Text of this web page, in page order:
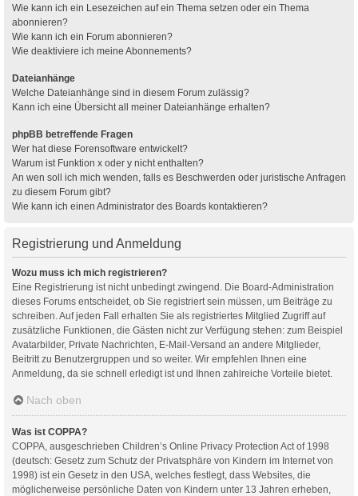
Wie kann ich ein Lesezeichen auf ein Thema setzen oder ein Thema
abonnieren?
Wie kann ich ein Forum abonnieren?
Wie deaktiviere ich meine Abonnements?
Dateianhänge
Welche Dateianhänge sind in diesem Forum zulässig?
Kann ich eine Übersicht all meiner Dateianhänge erhalten?
phpBB betreffende Fragen
Wer hat diese Forensoftware entwickelt?
Warum ist Funktion x oder y nicht enthalten?
An wen soll ich mich wenden, falls es Beschwerden oder juristische Anfragen
zu diesem Forum gibt?
Wie kann ich einen Administrator des Boards kontaktieren?
Registrierung und Anmeldung
Wozu muss ich mich registrieren?
Eine Registrierung ist nicht unbedingt zwingend. Die Board-Administration
dieses Forums entscheidet, ob Sie registriert sein müssen, um Beiträge zu
schreiben. Auf jeden Fall erhalten Sie als registriertes Mitglied Zugriff auf
zusätzliche Funktionen, die Gästen nicht zur Verfügung stehen: zum Beispiel
Avatarbilder, Private Nachrichten, E-Mail-Versand an andere Mitglieder,
Beitritt zu Benutzergruppen und so weiter. Wir empfehlen Ihnen eine
Anmeldung, da sie schnell erledigt ist und Ihnen zahlreiche Vorteile bietet.
Nach oben
Was ist COPPA?
COPPA, ausgeschrieben Children’s Online Privacy Protection Act of 1998
(deutsch: Gesetz zum Schutz der Privatsphäre von Kindern im Internet von
1998) ist ein Gesetz in den USA, welches festlegt, dass Websites, die
möglicherweise persönliche Daten von Kindern unter 13 Jahren erheben,